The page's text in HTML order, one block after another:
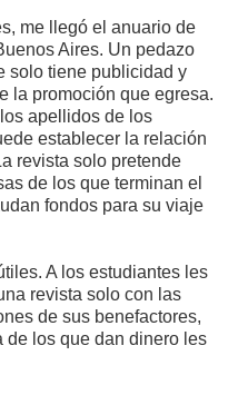
me llegó el anuario de
Aires. Un pedazo
solo tiene publicidad y
la promoción que egresa.
apellidos de los
establecer la relación
revista solo pretende
de los que terminan el
fondos para su viaje
A los estudiantes les
revista solo con las
de sus benefactores,
de los que dan dinero les